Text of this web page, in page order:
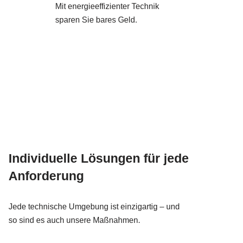
Mit energieeffizienter Technik
sparen Sie bares Geld.
Individuelle Lösungen für jede
Anforderung
Jede technische Umgebung ist einzigartig – und
so sind es auch unsere Maßnahmen.